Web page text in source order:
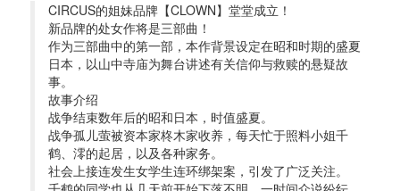
CIRCUS的姐妹品牌【CLOWN】堂堂成立！
新品牌的处女作将是三部曲！
作为三部曲中的第一部，本作背景设定在昭和时期的盛夏
日本，以山中寺庙为舞台讲述有关信仰与救赎的悬疑故
事。
故事介绍
战争结束数年后的昭和日本，时值盛夏。
战争孤儿萤被资本家柊木家收养，每天忙于照料小姐千
鹤、澪的起居，以及各种家务。
社会上接连发生女学生连环绑架案，引发了广泛关注。